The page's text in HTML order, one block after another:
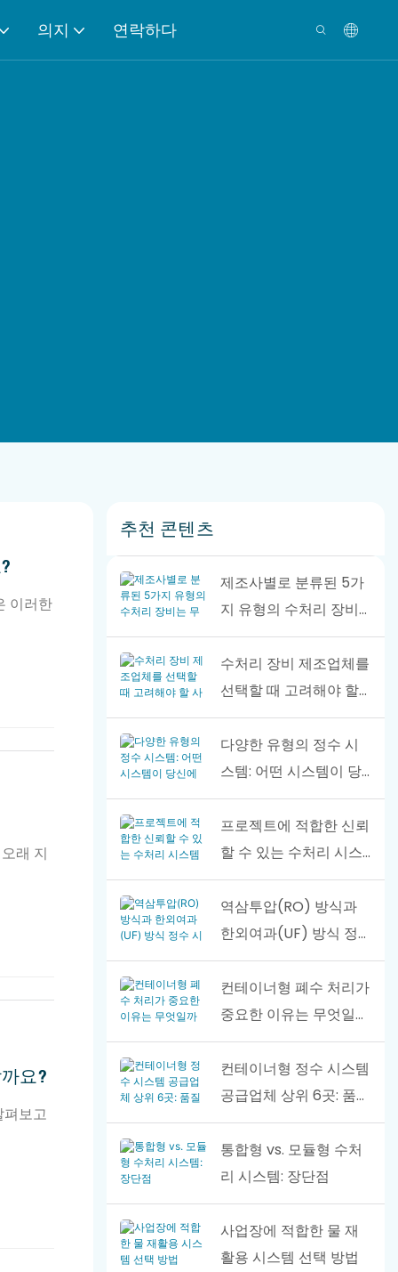
의지 연락하다
이러한
래 지
요?
보고
추천 콘텐츠
제조사별로 분류된 5가
지 유형의 수처리 장비
는 무엇인가요?
수처리 장비 제조업체를
선택할 때 고려해야 할
사항
다양한 유형의 정수 시
스템: 어떤 시스템이 당
신에게 적합할까요?
프로젝트에 적합한 신뢰
할 수 있는 수처리 시스
템 공급업체를 찾는 방
법
역삼투압(RO) 방식과
한외여과(UF) 방식 정
수 시스템, 어떤 것이 당
신에게 적합할까요?
컨테이너형 폐수 처리가
중요한 이유는 무엇일까
요? 왜 중요한가?
컨테이너형 정수 시스템
공급업체 상위 6곳: 품질
및 서비스 가이드
통합형 vs. 모듈형 수처
리 시스템: 장단점
사업장에 적합한 물 재
활용 시스템 선택 방법